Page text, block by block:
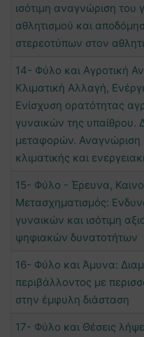
ισότιμη αναγνώριση του
αθλητισμού και
στερεοτύπων στον
14- Φύλο και Αγροτική
Κλιματική Αλλαγή,
Ενίσχυση ορατότητας
γυναικών της
μεταφορών. Αναγνώριση
κλιματικής και
15- Φύλο - Έρευνα,
Μετασχηματισμός:
γυναικών και ισότιμη
ψηφιακών δυνατοτήτων
16- Φύλο και Άμυνα:
περιβάλλοντος με
στην έμφυλη διάσταση
17- Φύλο και Θέσεις